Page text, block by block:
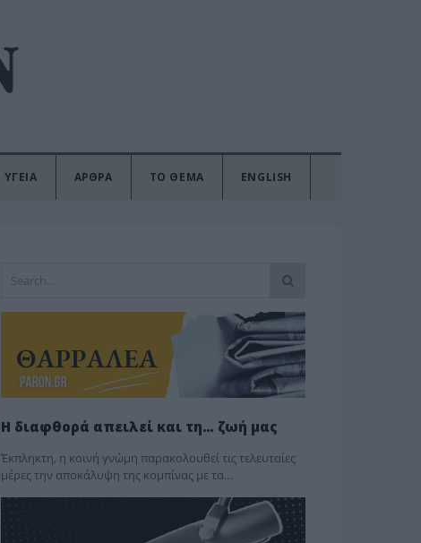
ΥΓΕΙΑ ΑΡΘΡΑ ΤΟ ΘΕΜΑ ENGLISH
Η διαφθορά απειλεί και τη… ζωή μας
Έκπληκτη, η κοινή γνώμη παρακολουθεί τις τελευταίες
μέρες την αποκάλυψη της κο­μπίνας με τα…